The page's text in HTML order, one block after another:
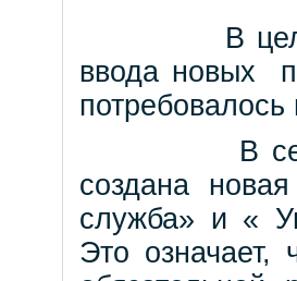
В
ввода новых
В
создана
служба» и «
Это означает,